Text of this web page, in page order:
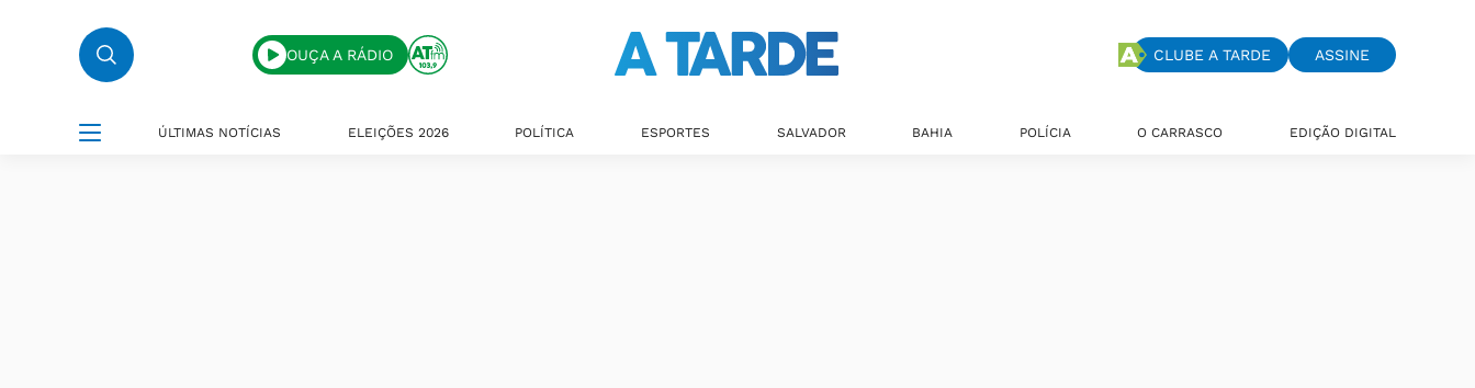
OUÇA A RÁDIO CLUBE A TARDE ASSINE
ÚLTIMAS NOTÍCIAS ELEIÇÕES 2026 POLÍTICA ESPORTES SALVADOR BAHIA POLÍCIA O CARRASCO EDIÇÃO DIGITAL